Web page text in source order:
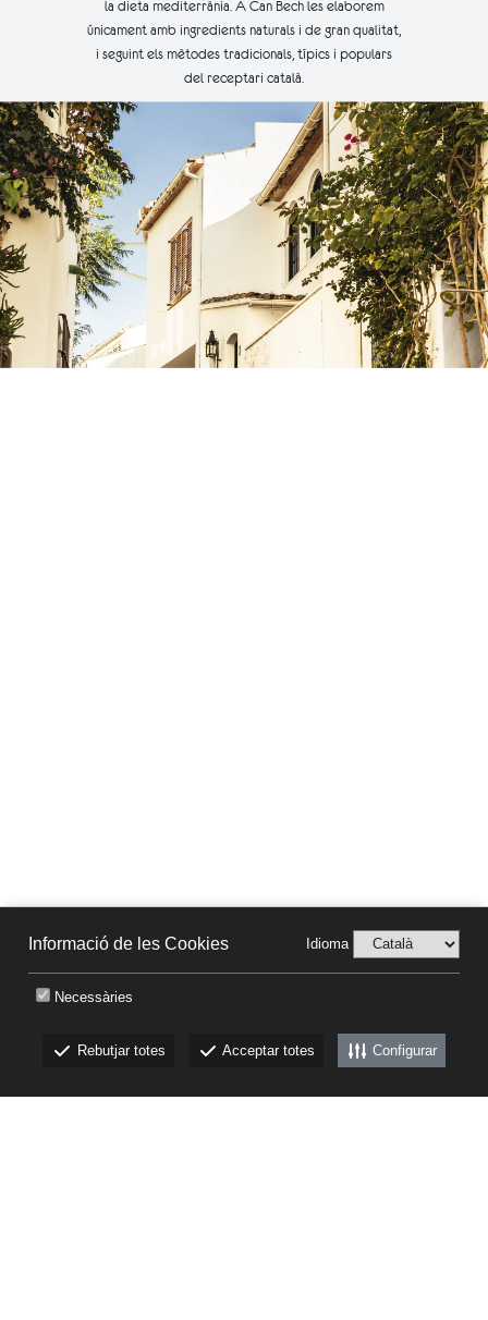
la dieta mediterrània. A Can Bech les elaborem
únicament amb ingredients naturals i de gran qualitat,
i seguint els mètodes tradicionals, típics i populars
del receptari català.
Informació de les Cookies Idioma
Necessàries
Rebutjar totes Acceptar totes Configurar